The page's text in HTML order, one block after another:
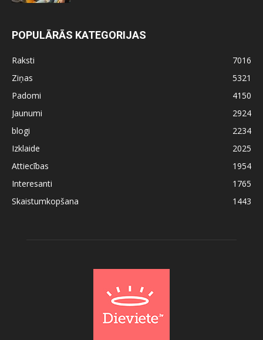
POPULĀRĀS KATEGORIJAS
Raksti
7016
Ziņas
5321
Padomi
4150
Jaunumi
2924
blogi
2234
Izklaide
2025
Attiecības
1954
Interesanti
1765
Skaistumkopšana
1443